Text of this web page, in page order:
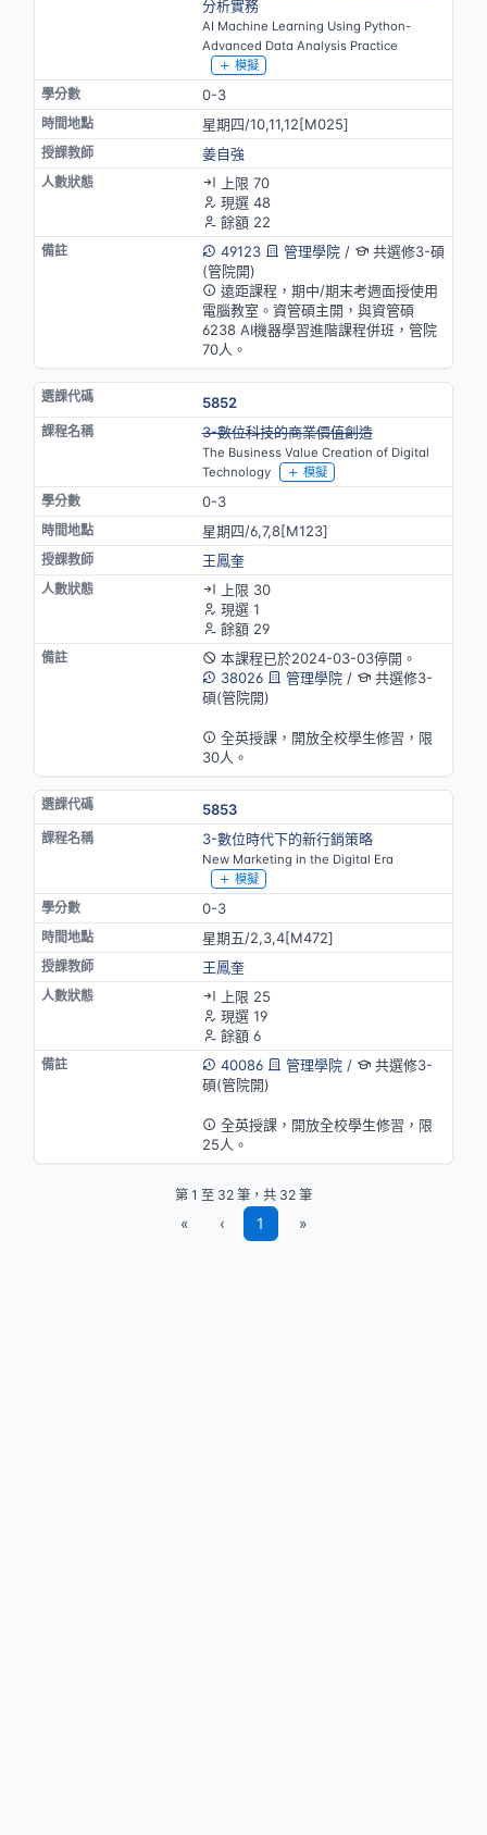
分析實務
AI Machine Learning Using Python-
Advanced Data Analysis Practice
模擬
0-3
星期四/10,11,12[M025]
姜自強
上限 70
現選 48
餘額 22
49123
管理學院/
共選修3-碩
(管院開)
遠距課程，期中/期末考週面授使用
電腦教室。資管碩主開，與資管碩
6238 AI機器學習進階課程併班，管院
70人。
5852
3-數位科技的商業價值創造
The Business Value Creation of Digital
Technology
模擬
0-3
星期四/6,7,8[M123]
王鳳奎
上限 30
現選 1
餘額 29
本課程已於2024-03-03停開。
38026
管理學院/
共選修3-
碩(管院開)
全英授課，開放全校學生修習，限
30人。
5853
3-數位時代下的新行銷策略
New Marketing in the Digital Era
模擬
0-3
星期五/2,3,4[M472]
王鳳奎
上限 25
現選 19
餘額 6
40086
管理學院/
共選修3-
碩(管院開)
全英授課，開放全校學生修習，限
25人。
第 1 至 32 筆，共 32 筆
« ‹ 1 »